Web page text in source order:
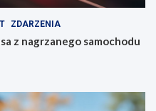
ZDARZENIA
z nagrzanego samochodu